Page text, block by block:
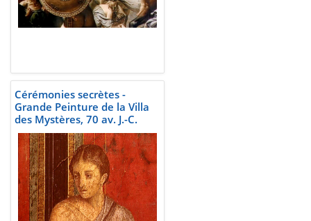
Cérémonies secrètes -
Grande Peinture de la Villa
des Mystères, 70 av. J.-C.